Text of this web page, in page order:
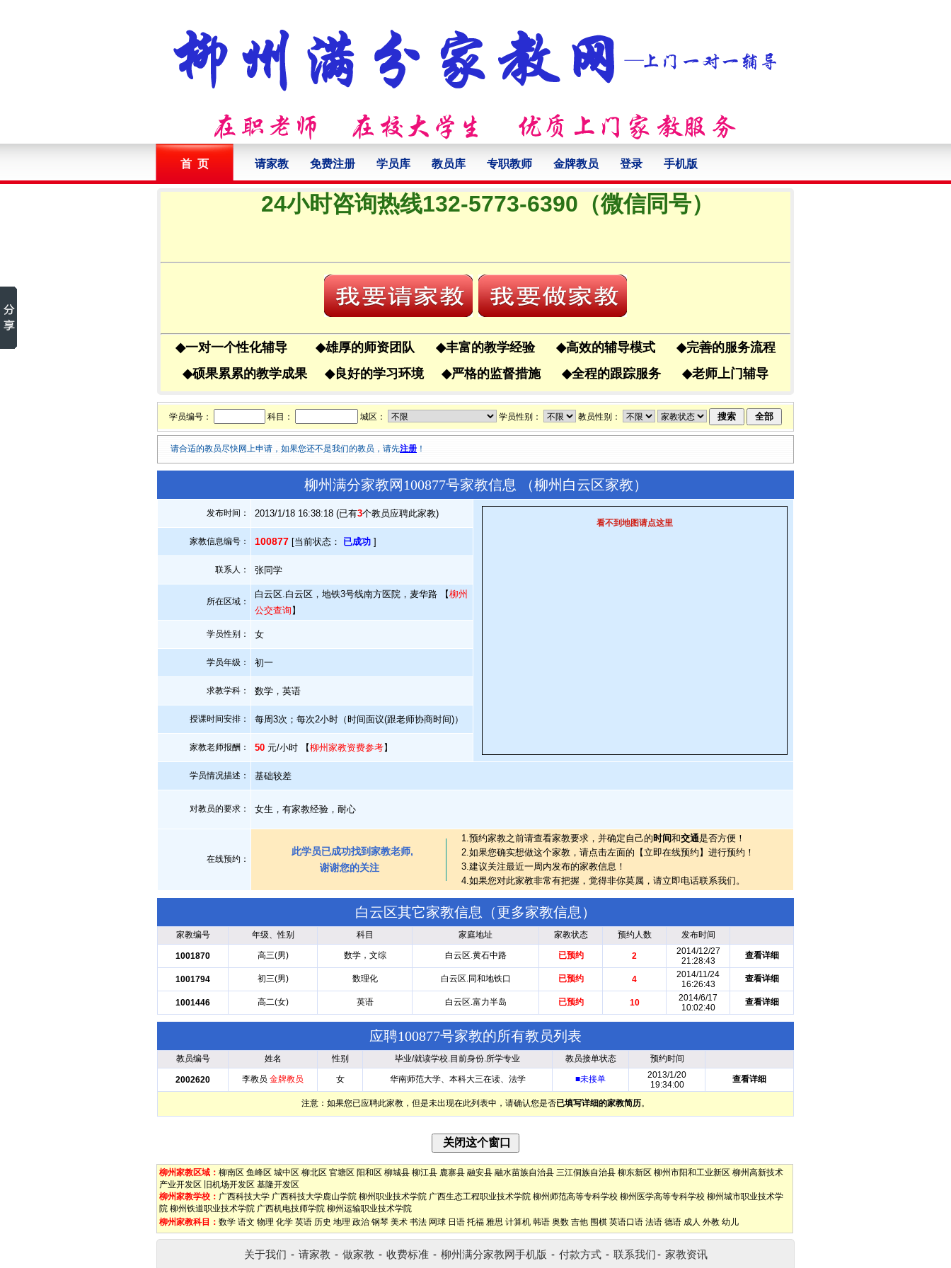
首 页 请家教 免费注册 学员库 教员库 专职教师 金牌教员 登录 手机版
24小时咨询热线132-5773-6390（微信同号）
◆一对一个性化辅导 ◆雄厚的师资团队 ◆丰富的教学经验 ◆高效的辅导模式 ◆完善的服务流程
◆硕果累累的教学成果 ◆良好的学习环境 ◆严格的监督措施 ◆全程的跟踪服务 ◆老师上门辅导
学员编号： 科目： 城区： 学员性别： 教员性别：
请合适的教员尽快网上申请，如果您还不是我们的教员，请先注册 ！
柳州满分家教网100877号家教信息 （柳州白云区家教）
发布时间： 2013/1/18 16:38:18 (已有3个教员应聘此家教)
看不到地图请点这里
家教信息编号：
100877 [当前状态： 已成功 ]
联系人： 张同学
所在区域：
白云区.白云区，地铁3号线南方医院，麦华路 【柳州
公交查询 】
学员性别： 女
学员年级： 初一
求教学科： 数学，英语
授课时间安排： 每周3次；每次2小时（时间面议(跟老师协商时间)）
家教老师报酬： 50 元/小时 【柳州家教资费参考】
学员情况描述： 基础较差
对教员的要求： 女生，有家教经验，耐心
在线预约：
此学员已成功找到家教老师,
谢谢您的关注
1.预约家教之前请查看家教要求，并确定自己的时间和交通是否方便！
2.如果您确实想做这个家教，请点击左面的【立即在线预约】进行预约！
3.建议关注最近一周内发布的家教信息！
4.如果您对此家教非常有把握，觉得非你莫属，请立即电话联系我们。
白云区其它家教信息（更多家教信息 ）
家教编号 年级、性别 科目 家庭地址 家教状态 预约人数 发布时间
1001870 高三(男) 数学，文综 白云区.黄石中路 已预约 2
2014/12/27
21:28:43
查看详细
1001794 初三(男) 数理化 白云区.同和地铁口 已预约 4
2014/11/24
16:26:43
查看详细
1001446 高二(女) 英语 白云区.富力半岛 已预约 10
2014/6/17
10:02:40
查看详细
应聘100877号家教的所有教员列表
教员编号 姓名 性别 毕业/就读学校.目前身份.所学专业 教员接单状态 预约时间
2002620 李教员 金牌教员 女 华南师范大学、本科大三在读、法学 ■未接单
2013/1/20
19:34:00
查看详细
注意：如果您已应聘此家教，但是未出现在此列表中，请确认您是否已填写详细的家教简历。
柳州家教区域： 柳南区 鱼峰区 城中区 柳北区 官塘区 阳和区 柳城县 柳江县 鹿寨县 融安县 融水苗族自治县 三江侗族自治县 柳东新区 柳州市阳和工业新区 柳州高新技术
产业开发区
旧机场开发区 基隆开发区
柳州家教学校： 广西科技大学 广西科技大学鹿山学院 柳州职业技术学院 广西生态工程职业技术学院 柳州师范高等专科学校 柳州医学高等专科学校 柳州城市职业技术学
院 柳州铁道职业技术学院 广西机电技师学院 柳州运输职业技术学院
柳州家教科目： 数学 语文 物理 化学 英语 历史 地理 政治 钢琴 美术 书法 网球 日语 托福 雅思 计算机 韩语 奥数 吉他 围棋 英语口语 法语 德语 成人 外教 幼儿
关于我们 - 请家教 - 做家教 - 收费标准 - 柳州满分家教网手机版 - 付款方式 - 联系我们- 家教资讯